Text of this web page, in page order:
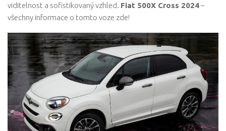
viditelnost a sofistikovaný vzhled. Fiat 500X Cross 2024–
všechny informace o tomto voze zde!